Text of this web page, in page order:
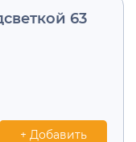
63
+ Добавить